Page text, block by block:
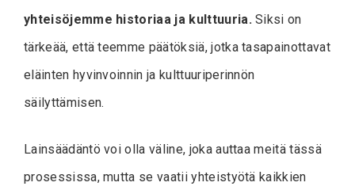
yhteisöjemme historiaa ja kulttuuria. Siksi on
tärkeää, että teemme päätöksiä, jotka tasapainottavat
eläinten hyvinvoinnin ja kulttuuriperinnön
säilyttämisen.
Lainsäädäntö voi olla väline, joka auttaa meitä tässä
prosessissa, mutta se vaatii yhteistyötä kaikkien